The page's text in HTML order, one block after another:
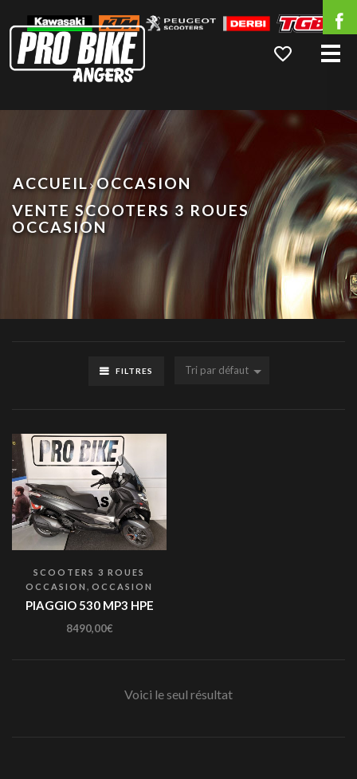
ACCUEIL OCCASION
VENTE SCOOTERS 3 ROUES
OCCASION
FILTRES Tri par défaut
SCOOTERS 3 ROUES
OCCASION , OCCASION
PIAGGIO 530 MP3 HPE
8490,00€
Voici le seul résultat